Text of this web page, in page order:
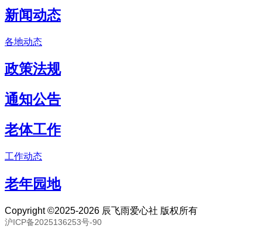
新闻动态
各地动态
政策法规
通知公告
老体工作
工作动态
老年园地
Copyright ©2025-2026 辰飞雨爱心社 版权所有
沪ICP备2025136253号-90